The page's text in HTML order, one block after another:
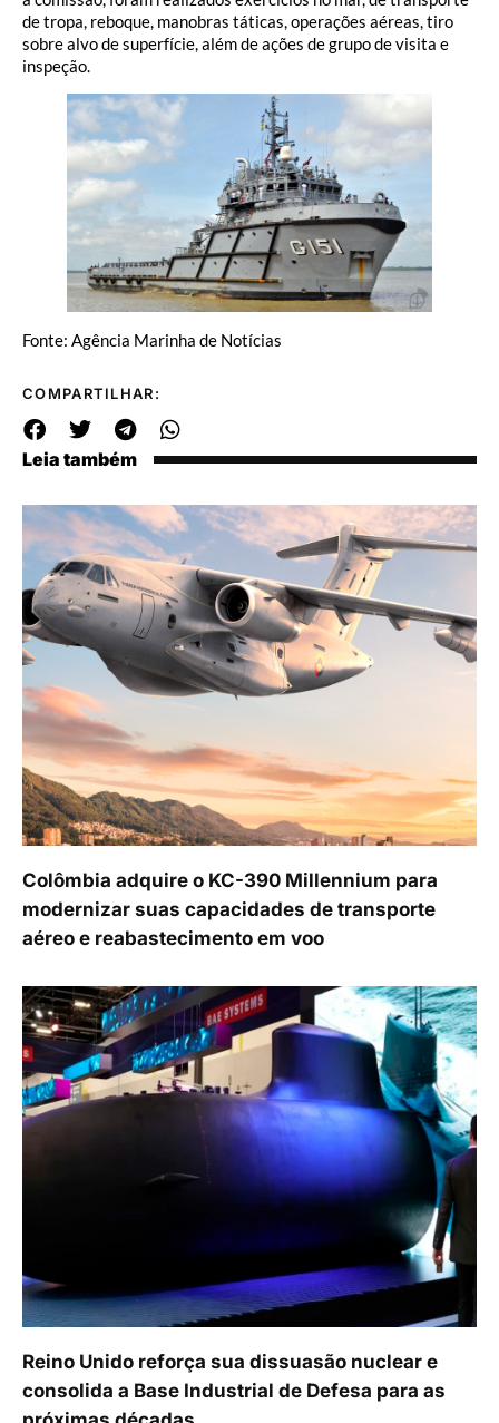
de tropa, reboque, manobras táticas, operações aéreas, tiro
sobre alvo de superfície, além de ações de grupo de visita e
inspeção.
Fonte: Agência Marinha de Notícias
COMPARTILHAR:
Leia também
Colômbia adquire o KC-390 Millennium para
modernizar suas capacidades de transporte
aéreo e reabastecimento em voo
Reino Unido reforça sua dissuasão nuclear e
consolida a Base Industrial de Defesa para as